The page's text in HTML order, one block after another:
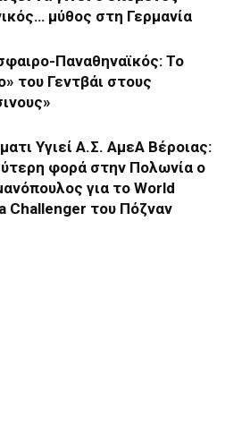
μύθος στη Γερμανία
Παναθηναϊκός: Το
του Γεντβάι στους
Υγιεί Α.Σ. ΑμεΑ Βέροιας:
φορά στην Πολωνία ο
για το World
Challenger του Πόζναν